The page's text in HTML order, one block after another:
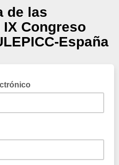
de las
Congreso
España